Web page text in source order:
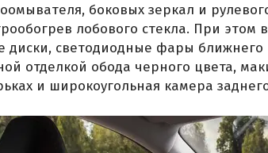
боковых зеркал и
лобового стекла. При
диски, светодиодные фары ближнего
отделкой обода черного цвета,
и широкоугольная камера